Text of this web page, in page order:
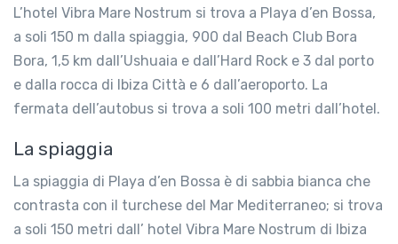
L’hotel Vibra Mare Nostrum si trova a Playa d’en Bossa,
a soli 150 m dalla spiaggia, 900 dal Beach Club Bora
Bora, 1,5 km dall’Ushuaia e dall’Hard Rock e 3 dal porto
e dalla rocca di Ibiza Città e 6 dall’aeroporto. La
fermata dell’autobus si trova a soli 100 metri dall’hotel.
La spiaggia
La spiaggia di Playa d’en Bossa è di sabbia bianca che
contrasta con il turchese del Mar Mediterraneo; si trova
a soli 150 metri dall’ hotel Vibra Mare Nostrum di Ibiza